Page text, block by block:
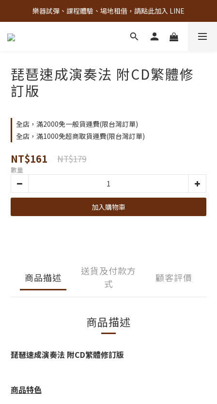
古亭門市 + 先進音樂教室週末假日皆有營業
樂器試彈、課程體驗、場地租借，請點此加入 LINE
古亭門市 + 先進音樂教室週末假日皆有營業
琵琶速成演奏法 附CD繁體修
訂版
全店，滿2000免一般貨運費(限台灣訂單)
全店，滿1000免超商取貨運費(限台灣訂單)
NT$161 NT$179
數量
加入購物車
商品描述
送貨及付款方
式
顧客評價
商品描述
琵琶速成演奏法 附CD繁體修訂版
商品特色